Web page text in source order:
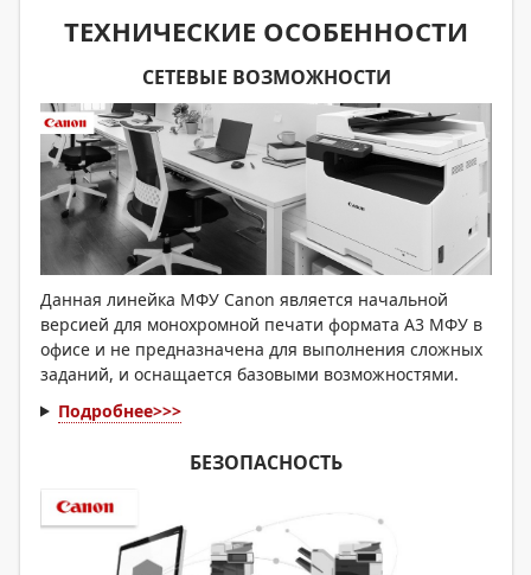
ТЕХНИЧЕСКИЕ ОСОБЕННОСТИ
СЕТЕВЫЕ ВОЗМОЖНОСТИ
Данная линейка МФУ Canon является начальной
версией для монохромной печати формата А3 МФУ в
офисе и не предназначена для выполнения сложных
заданий, и оснащается базовыми возможностями.
Подробнее>>>
БЕЗОПАСНОСТЬ